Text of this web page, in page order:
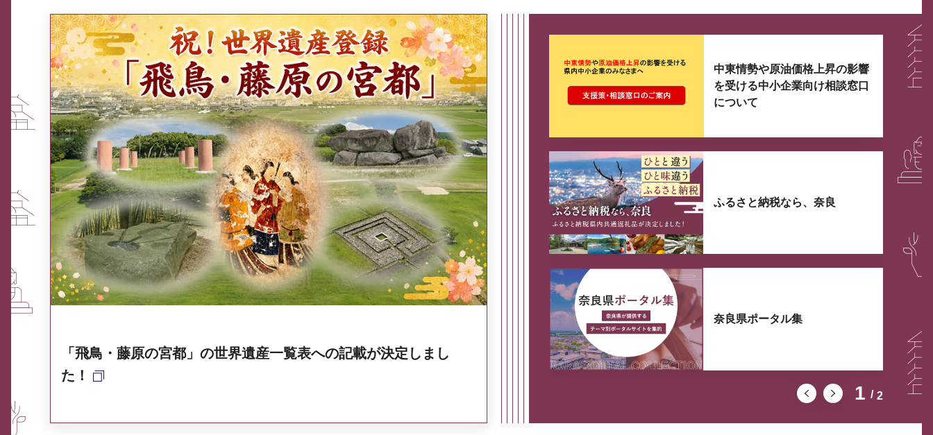
「飛鳥・藤原の宮都」の世界遺産一覧表への記載が決定しまし
た！
ここから最大3つずつ情報が表示されるスライダーがあります。
1 2
中東情勢や原油価格上昇の影響
を受ける中小企業向け相談窓口
について
ふるさと納税なら、奈良
県広報誌「県民だより奈良」
2026年8月号
奈良県政策集
中東情勢や原油価格上昇の影響
を受ける中小企業向け相談窓口
について
ふるさと納税なら、奈良
奈良県ポータル集